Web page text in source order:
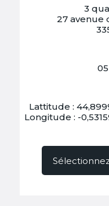
3
27 avenue
Lattitude :
Longitude : -